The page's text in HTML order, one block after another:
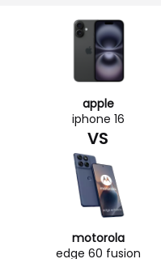
apple
iphone 16
VS
motorola
edge 60 fusion